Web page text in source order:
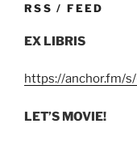
RSS / FEED
EX LIBRIS
https://anchor.fm/
LET’S MOVIE!